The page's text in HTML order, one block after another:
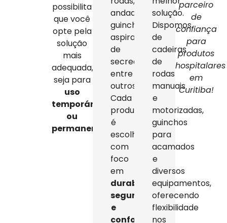
possibilita
que você
opte pela
solução
mais
adequada,
seja para
uso
temporário
ou
permanente
andadores,
guinchos,
aspiradores
de
secreção,
entre
outros.
Cada
produto
é
escolhido
com
foco
em
durabilidade,
segurança
e
conforto
solução.
Dispomos
de
cadeiras
de
rodas
manuais
e
motorizadas,
guinchos
para
acamados
e
diversos
equipamentos,
oferecendo
flexibilidade
nos
parceiro
de
confiança
para
produtos
hospitalares
em
Curitiba!